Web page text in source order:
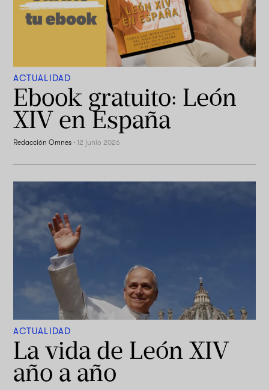
ACTUALIDAD
Ebook gratuito: León
XIV en España
Redacción Omnes ·12 junio 2026
ACTUALIDAD
La vida de León XIV
año a año